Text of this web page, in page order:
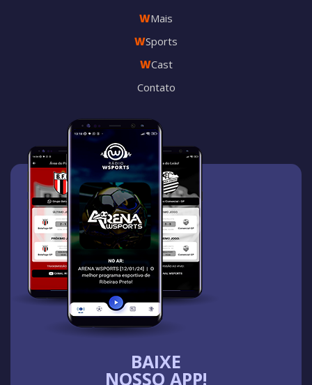
BAIXE
NOSSO APP!
WMais
WSports
WCast
Contato